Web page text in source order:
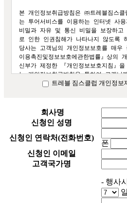
본 개인정보취급방침은 ㈜트레블짐
는 투어서비스를 이용하는 인터넷 사
비밀과 자유 및 통신 비밀을 보장하
로 인한 인권침해가 나타나지 않도록
당사는 고객님의 개인정보보호를 매우
이용촉진및정보보호에관한법률』상의
신부가 제정한 『개인정보보호지침』
는 개인정보취급방침을 통하여 고객님
가 어떠한 용도와 방식으로 이용되고
고객님께서 예약하신 여행상품 예약
정보를 필수 사항으로 수집합니다. 제
목적에 필요한 용도 이외로는 사용되
나 사용 목적, 용도가 변경될 시에는
를 구할 것입니다.
당사가 여행 서비스 제공을 위해 제
-회원인식 및 예약시 여행자 보험가
트레블 짐스클럽 개인정보
회사명
신청인 성명
신청인 연락처(전화번호)
폰
신청인 이메일
고객국가명
- 행사
일